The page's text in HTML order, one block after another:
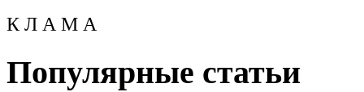
К Л А М А
Популярные статьи